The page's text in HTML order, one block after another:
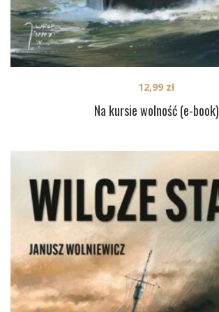
Na kursie wolność (e-book)
12,99 zł